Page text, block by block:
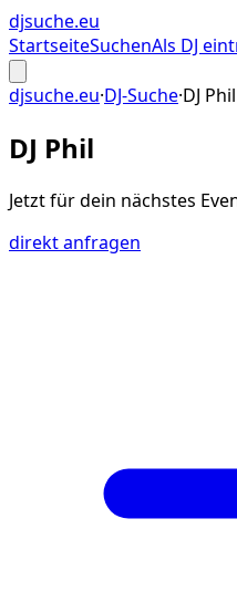
djsuche.eu
StartseiteSuchenAls DJ
djsuche.eu·DJ-Suche·DJ Phil
DJ Phil
Jetzt für dein nächstes
direkt anfragen